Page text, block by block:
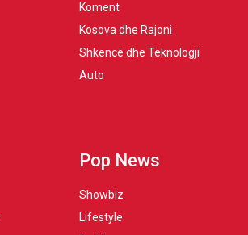
Koment
Kosova dhe Rajoni
Shkencë dhe Teknologji
Auto
Pop News
Showbiz
Lifestyle